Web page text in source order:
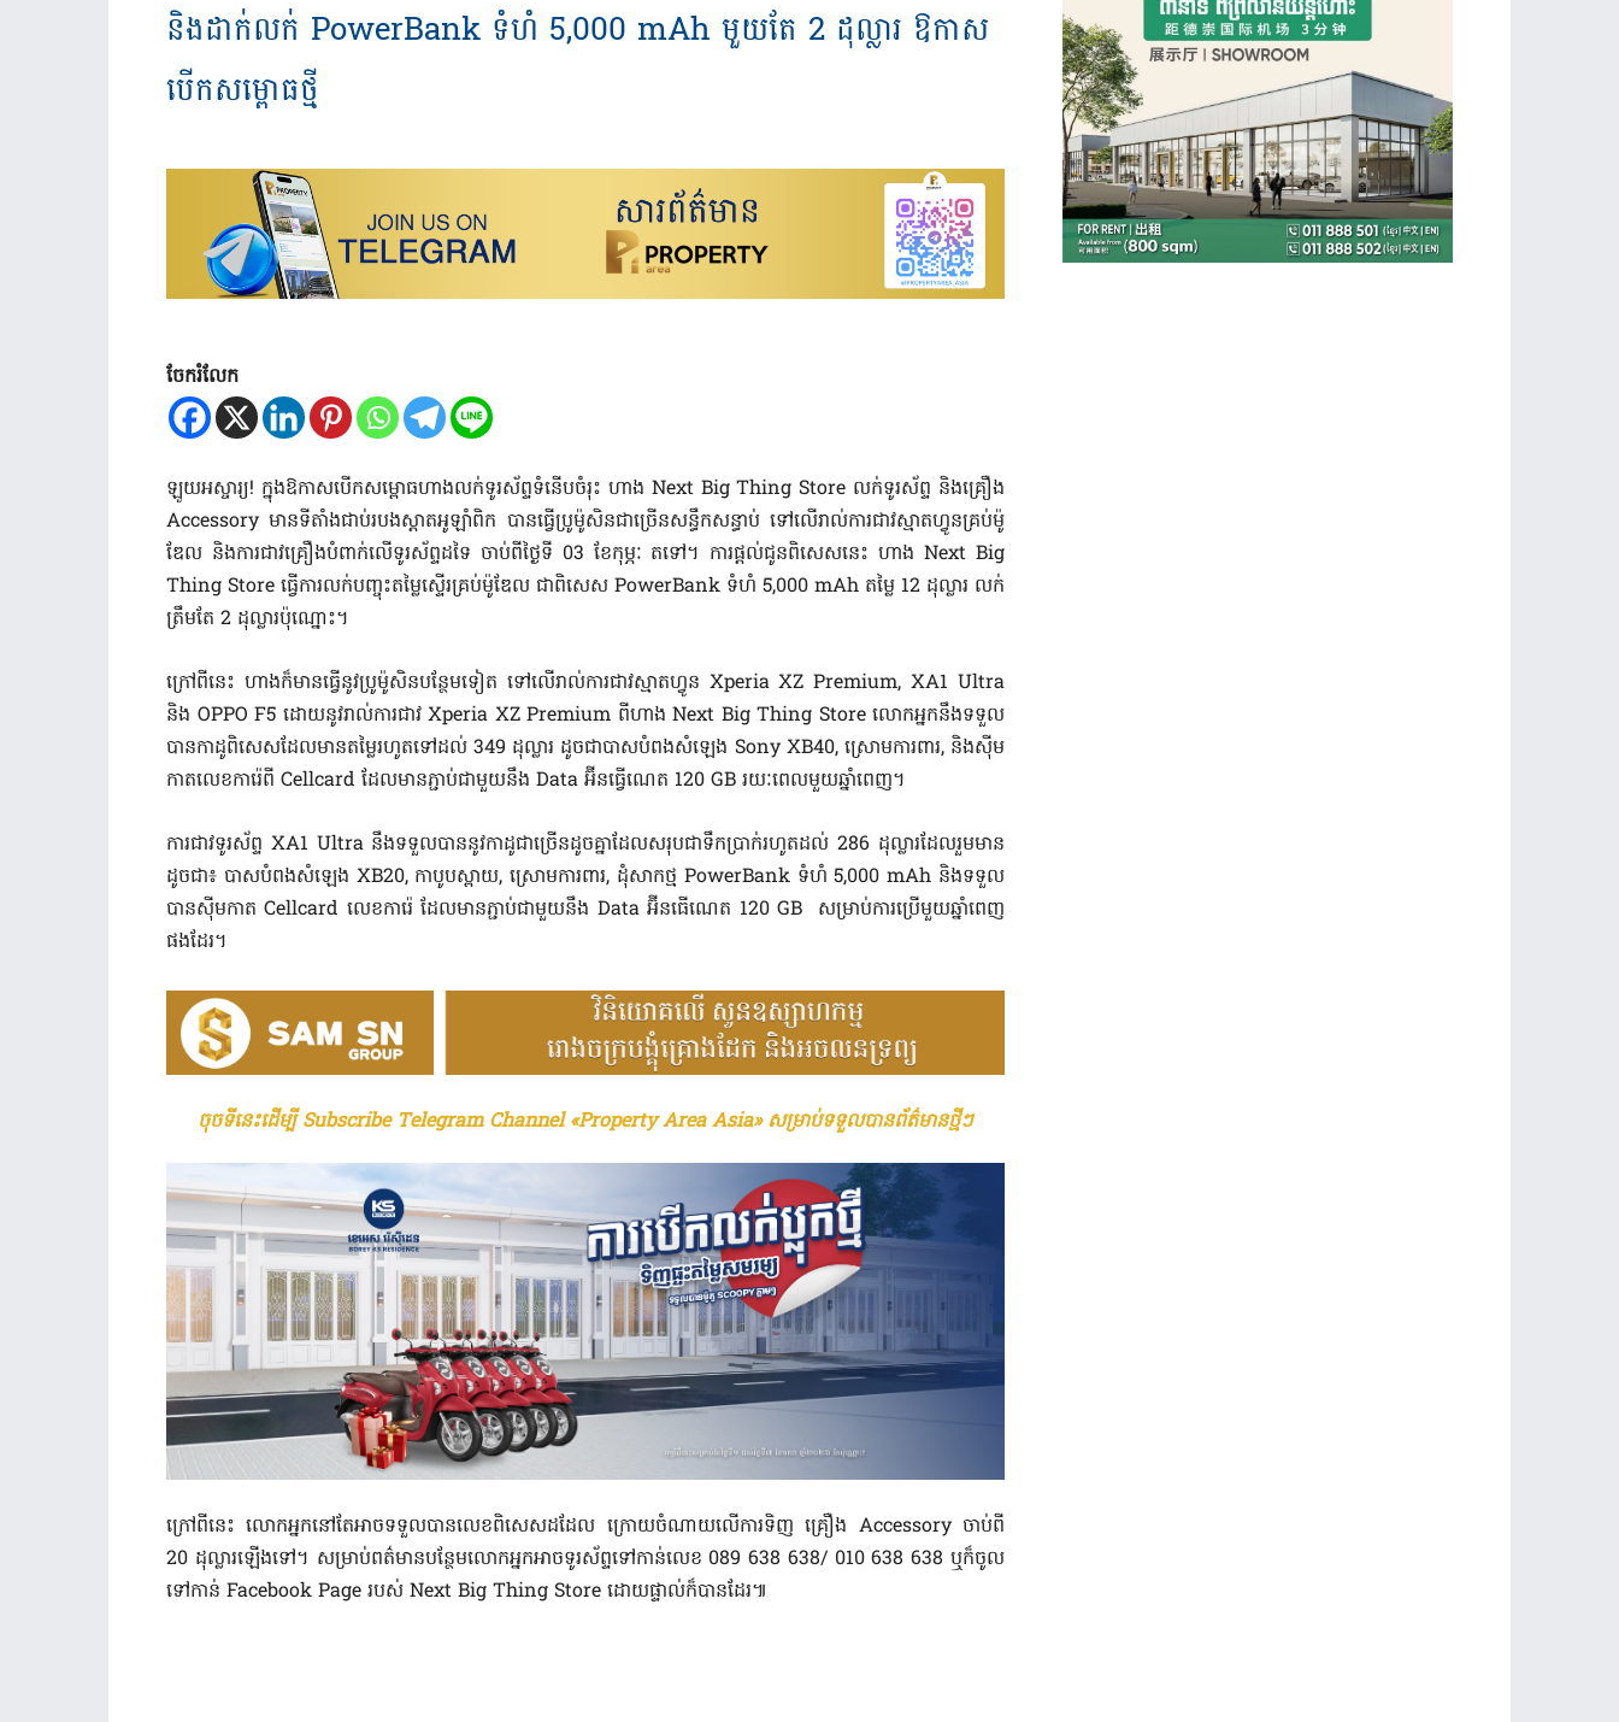
និង​ដាក់លក់ PowerBank ទំហំ 5,000 mAh មួយ​តែ 2 ដុល្លារ ឱកាស​
បើកសម្ពោធ​ថ្មី
ចែករំលែក
ឡូយ​អស្ចារ្យ! ក្នុងឱកាស​បើកសម្ពោធ​ហាង​លក់​ទូរស័ព្ទ​ទំនើប​ចំរុះ ហាង Next Big Thing Store លក់​ទូរស័ព្ទ និង​គ្រឿង
Accessory មាន​ទីតាំង​ជាប់​របង​ស្ដា​ត​អូឡាំពិក បានធ្វើ​ប្រូ​ម៉ូ​សិន​ជាច្រើន​សន្ធឹកសន្ធាប់ ទៅលើ​រាល់​ការ​ជាវ​ស្មា​ត​ហ្វូ​ន​គ្រប់​ម៉ូ​
ឌែ​ល និង​ការ​ជាវ​គ្រឿង​បំពាក់​លើ​ទូរស័ព្ទ​ដទៃ ចាប់ពី​ថ្ងៃទី 03 ខែកុម្ភៈ តទៅ។ ការផ្ដល់ជូន​ពិសេស​នេះ ហាង Next Big
Thing Store ធ្វើ​ការលក់​បញ្ចុះតម្លៃ​ស្ទើរ​គ្រប់​ម៉ូ​ឌែ​ល ជាពិសេស PowerBank ទំហំ 5,000 mAh តម្លៃ 12 ដុល្លារ លក់​
ត្រឹមតែ 2 ដុល្លារ​ប៉ុ​ណ្នោះ។
ក្រៅពីនេះ ហាង​ក៏មាន​ធ្វើ​នូវ​ប្រូ​ម៉ូ​សិន​បន្ថែមទៀត ទៅលើ​រាល់​ការ​ជាវ​ស្មា​ត​ហ្វូ​ន Xperia XZ Premium, XA1 Ultra
និង OPPO F5 ដោយនូវ​រាល់​ការ​ជាវ Xperia XZ Premium ពី​ហាង Next Big Thing Store លោក​អ្នកនឹង​ទទួល
បាន​កាដូ​ពិសេស​ដែលមាន​តម្លៃ​រហូត​ទៅដល់ 349 ដុល្លារ ដូចជា​បាស​បំពង​សំឡេង Sony XB40, ស្រោម​ការពារ, និង​ស៊ីម​
កាត​លេខ​ការ៉េ​ពី Cellcard ដែលមាន​ភ្ជាប់​ជាមួយនឹង Data អ៊ី​ន​ធ្វើ​ណេ​ត 120 GB រយៈពេល​មួយឆ្នាំ​ពេញ។
ការ​ជាវ​ទូរស័ព្ទ XA1 Ultra នឹង​ទទួលបាន​នូវ​កាដូ​ជាច្រើន​ដូចគ្នា​ដែល​សរុប​ជា​ទឹកប្រាក់​រហូតដល់ 286 ដុល្លារ​ដែល​រួមមាន​
ដូចជា៖ បាស​បំពង​សំឡេង XB20, កាបូបស្ពាយ, ស្រោម​ការពារ, ដុំ​សាក​ថ្ម PowerBank ទំហំ 5,000 mAh និង​ទទួល
បាន​ស៊ីម​កាត Cellcard លេខ​ការ៉េ ដែលមាន​ភ្ជាប់​ជាមួយនឹង Data អ៊ី​ន​ធើ​ណេ​ត 120 GB សម្រាប់​ការប្រើ​មួយឆ្នាំ​ពេញ​
ផងដែរ។
ចុចទីនេះដើម្បី Subscribe Telegram Channel «Property Area Asia» សម្រាប់ទទួលបានព័ត៌មានថ្មីៗ
ក្រៅពីនេះ លោកអ្នក​នៅតែ​អាច​ទទួលបាន​លេខ​ពិសេស​ដដែល ក្រោយ​ចំណាយ​លើ​ការទិញ គ្រឿង Accessory ចាប់ពី
20 ដុល្លារ​ឡើងទៅ។ សម្រាប់​ពត៌មាន​បន្ថែម​លោកអ្នក​អាច​ទូរស័ព្ទ​ទៅកាន់​លេខ 089 638 638/ 010 638 638 ឬក៏​ចូល
ទៅ​កាន់ Facebook Page របស់ Next Big Thing Store ដោយផ្ទាល់​ក៏បាន​ដែរ៕